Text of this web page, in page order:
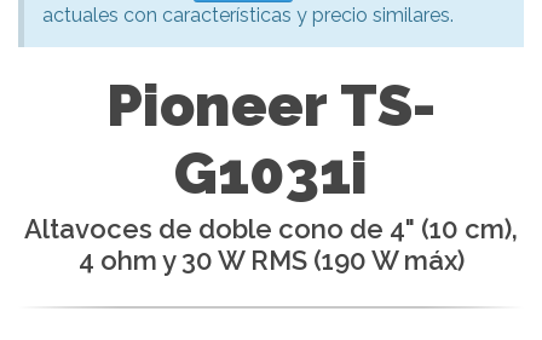
actuales con características y precio similares.
Pioneer TS-
G1031i
Altavoces de doble cono de 4" (10 cm),
4 ohm y 30 W RMS (190 W máx)